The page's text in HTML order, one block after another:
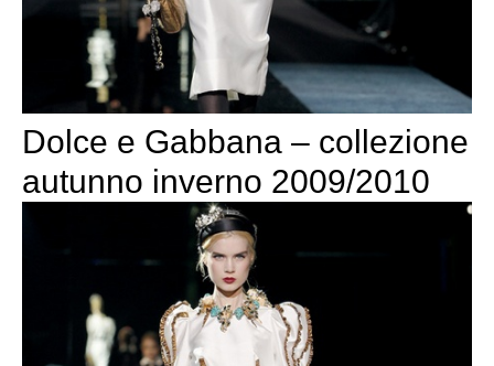
Dolce e Gabbana – collezione
autunno inverno 2009/2010